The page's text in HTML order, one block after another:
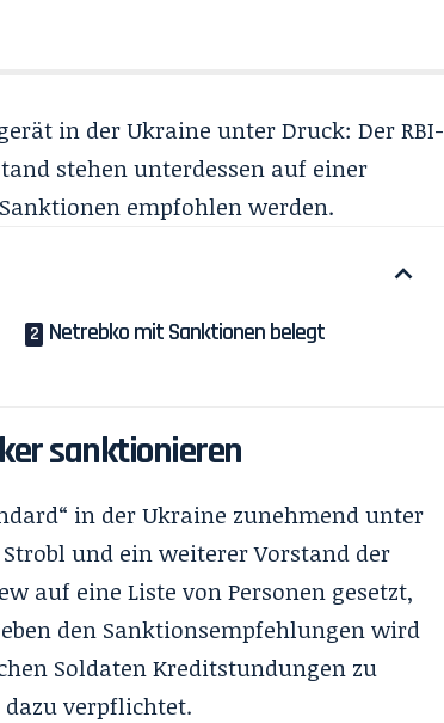
in der Ukraine unter Druck: Der RBI-
stehen unterdessen auf einer
empfohlen werden.
Netrebko mit Sanktionen belegt
sanktionieren
in der Ukraine zunehmend unter
und ein weiterer Vorstand der
auf eine Liste von Personen gesetzt,
den Sanktionsempfehlungen wird
Soldaten Kreditstundungen zu
dazu verpflichtet.